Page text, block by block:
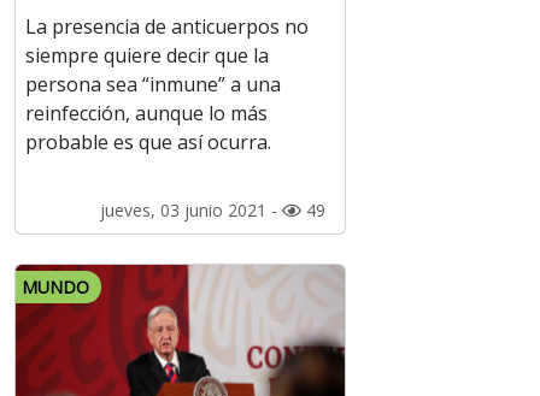
La presencia de anticuerpos no
siempre quiere decir que la
persona sea “inmune” a una
reinfección, aunque lo más
probable es que así ocurra.
jueves, 03 junio 2021 - 49
MUNDO